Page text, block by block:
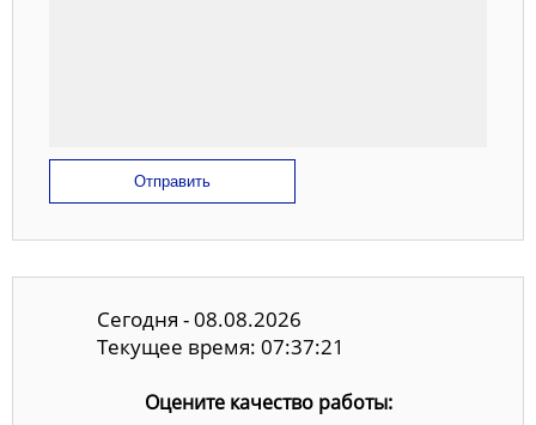
Отправить
Сегодня - 08.08.2026
Текущее время: 07:37:21
Оцените качество работы: